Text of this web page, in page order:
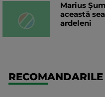
Marius
această
ardeleni